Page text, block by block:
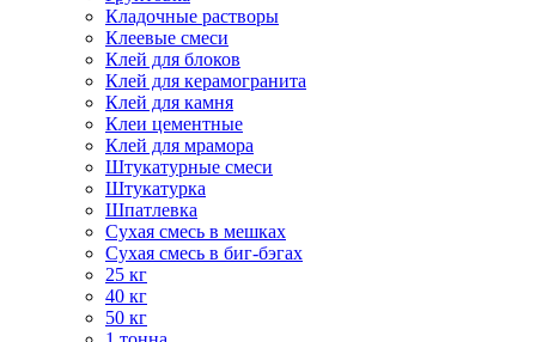
Кладочные растворы
Клеевые смеси
Клей для блоков
Клей для керамогранита
Клей для камня
Клеи цементные
Клей для мрамора
Штукатурные смеси
Штукатурка
Шпатлевка
Сухая смесь в мешках
Сухая смесь в биг-бэгах
25 кг
40 кг
50 кг